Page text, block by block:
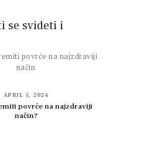
se svideti i
APRIL 5, 2024
povrće na najzdraviji
način?